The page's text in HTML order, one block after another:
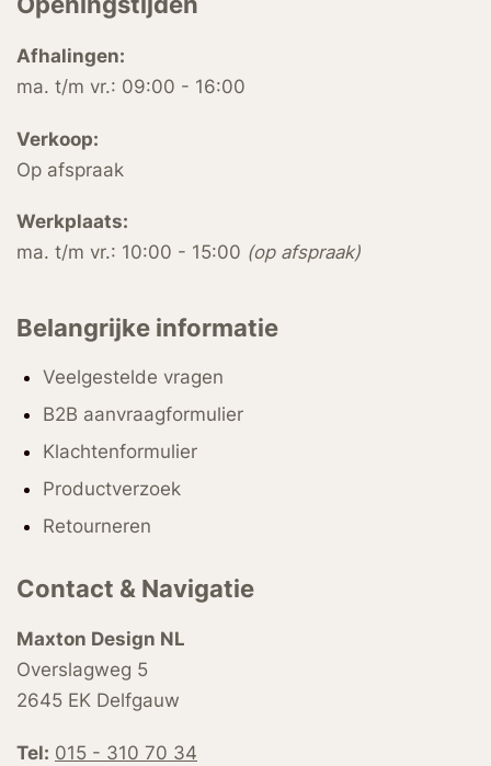
Afhalingen:
ma. t/m vr.: 09:00 - 16:00
Verkoop:
Op afspraak
Werkplaats:
ma. t/m vr.: 10:00 - 15:00 (op afspraak)
Belangrijke informatie
Veelgestelde vragen
B2B aanvraagformulier
Klachtenformulier
Productverzoek
Retourneren
Contact & Navigatie
Maxton Design NL
Overslagweg 5
2645 EK Delfgauw
Tel: 015 - 310 70 34